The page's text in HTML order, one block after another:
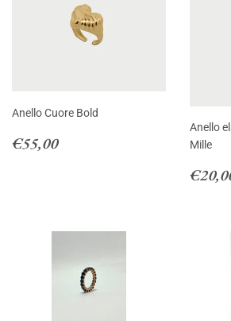
Anello Cuore Bold
Prezzo
€55,00€55,00
Anello
Mille